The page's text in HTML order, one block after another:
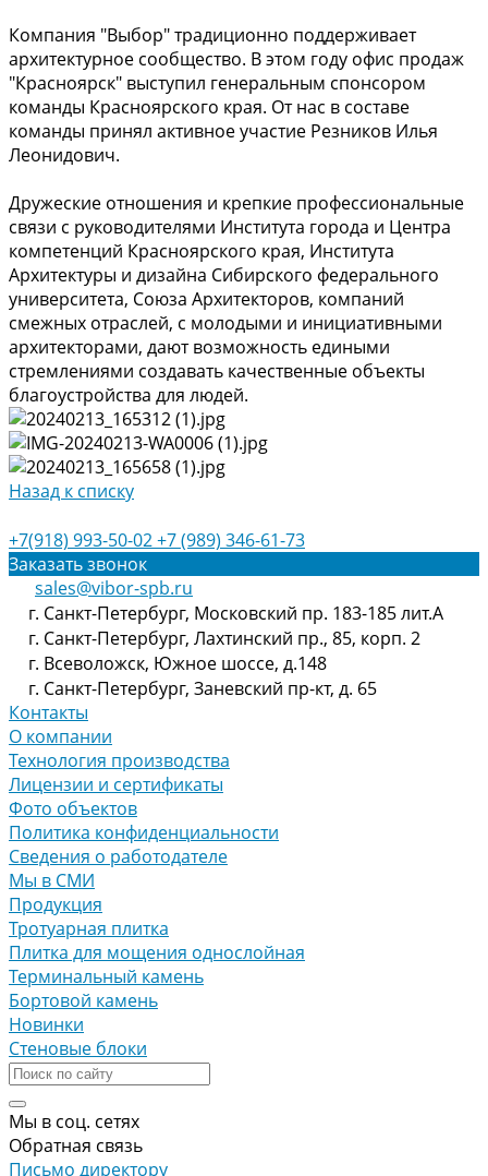
Компания "Выбор" традиционно поддерживает
архитектурное сообщество. В этом году офис продаж
"Красноярск" выступил генеральным спонсором
команды Красноярского края. От нас в составе
команды принял активное участие Резников Илья
Леонидович.
Дружеские отношения и крепкие профессиональные
связи с руководителями Института города и Центра
компетенций Красноярского края, Института
Архитектуры и дизайна Сибирского федерального
университета, Союза Архитекторов, компаний
смежных отраслей, с молодыми и инициативными
архитекторами, дают возможность едиными
стремлениями создавать качественные объекты
благоустройства для людей.
Назад к списку
+7(918) 993-50-02+7 (989) 346-61-73
Заказать звонок
sales@vibor-spb.ru
г. Санкт-Петербург, Московский пр. 183-185 лит.А
г. Санкт-Петербург, Лахтинский пр., 85, корп. 2
г. Всеволожск, Южное шоссе, д.148
г. Санкт-Петербург, Заневский пр-кт, д. 65
Контакты
О компании
Технология производства
Лицензии и сертификаты
Фото объектов
Политика конфиденциальности
Сведения о работодателе
Мы в СМИ
Продукция
Тротуарная плитка
Плитка для мощения однослойная
Терминальный камень
Бортовой камень
Новинки
Стеновые блоки
Мы в соц. сетях
Обратная связь
Письмо директору